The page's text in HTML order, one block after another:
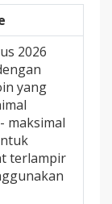
2026
yang
maksimal
terlampir